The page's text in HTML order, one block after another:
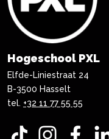
Hogeschool PXL
Elfde-Liniestraat 24
B-3500 Hasselt
tel. +32 11 77 55 55